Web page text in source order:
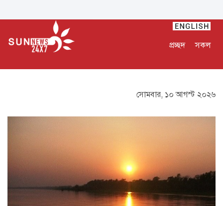
প্রচ্ছদ সকল
সোমবার, ১০ আগস্ট ২০২৬